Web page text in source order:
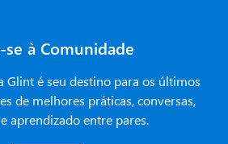
se à Comunidade
Glint é seu destino para os últimos
de melhores práticas, conversas,
aprendizado entre pares.